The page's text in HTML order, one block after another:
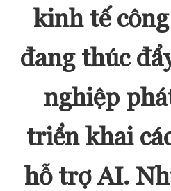
kinh tế
đang thúc
nghiệp
triển khai
hỗ trợ AI.